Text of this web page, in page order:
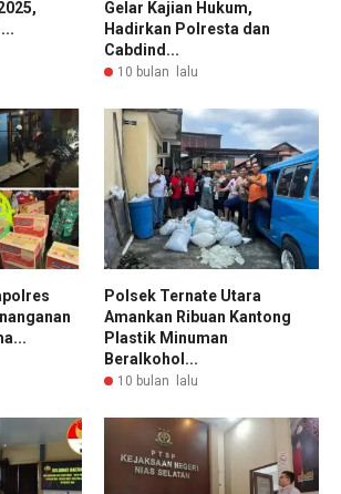
Gelar Kajian Hukum,
Hadirkan Polresta dan
Cabdind...
10 bulan lalu
Polsek Ternate Utara
Amankan Ribuan Kantong
Plastik Minuman
Beralkohol...
10 bulan lalu